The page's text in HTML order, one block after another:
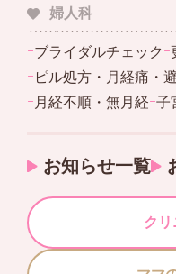
婦人科
ｰブライダルチェック ｰ
ｰ ピル処方・月経痛・
ｰ 月経不順・無月経ｰ子
お知らせ一覧
クリ